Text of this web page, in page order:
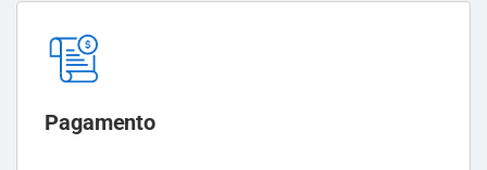
Pagamento